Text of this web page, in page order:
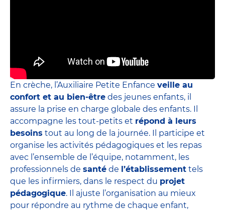
En crèche, l’Auxiliaire Petite Enfance veille au
confort et au bien-être des jeunes enfants, il
assure la prise en charge globale des enfants. Il
accompagne les tout-petits et répond à leurs
besoins tout au long de la journée. Il participe et
organise les activités pédagogiques et les repas
avec l’ensemble de l’équipe, notamment, les
professionnels de santé de l’établissement tels
que les infirmiers, dans le respect du projet
pédagogique. Il ajuste l’organisation au mieux
pour répondre au rythme de chaque enfant,